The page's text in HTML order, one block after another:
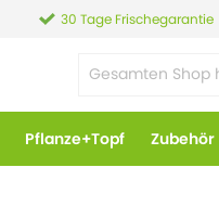
30 Tage Frischegarantie
Pflanze+Topf Zubehör